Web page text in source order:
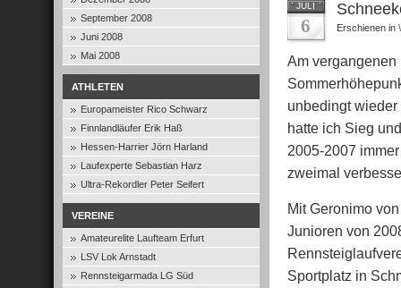
September 2008
Juni 2008
Mai 2008
ATHLETEN
Europameister Rico Schwarz
Finnlandläufer Erik Haß
Hessen-Harrier Jörn Harland
Laufexperte Sebastian Harz
Ultra-Rekordler Peter Seifert
VEREINE
Amateurelite Laufteam Erfurt
LSV Lok Arnstadt
Rennsteigarmada LG Süd
JULI
6 Erschienen in
Am vergangenen
unbedingt
hatte ich Sieg
2005-2007
zweimal
Mit Geronimo
Junioren von
Sportplatz in